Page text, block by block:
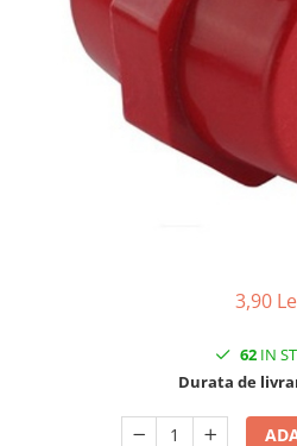
3,90
62IN
Durata de